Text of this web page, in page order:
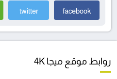
facebook
twitter
روابط موقع ميجا 4K